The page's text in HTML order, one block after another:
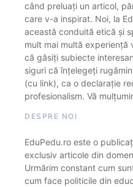
când preluați un articol,
care v-a inspirat. Noi, la
această conduită etică și
mult mai multă experiență
că găsiți subiecte
siguri că înțelegeți
(cu link), ca o declarație
profesionalism. Vă
DESPRE NOI
EduPedu.ro este o
exclusiv articole din
Urmărim constant cum
cum face politicile din